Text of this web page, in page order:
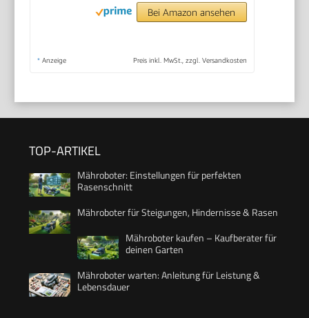
Bei Amazon ansehen
* Anzeige Preis inkl. MwSt., zzgl. Versandkosten
TOP-ARTIKEL
Mähroboter: Einstellungen für perfekten
Rasenschnitt
Mähroboter für Steigungen, Hindernisse & Rasen
Mähroboter kaufen – Kaufberater für
deinen Garten
Mähroboter warten: Anleitung für Leistung &
Lebensdauer